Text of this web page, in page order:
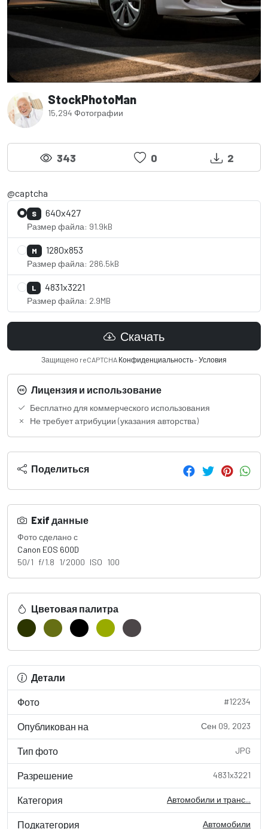
StockPhotoMan
15,294 Фотографии
343 0 2
@captcha
S 640x427
Размер файла: 91.9kB
M 1280x853
Размер файла: 286.5kB
L 4831x3221
Размер файла: 2.9MB
Скачать
Защищено reCAPTCHA Конфиденциальность-Условия
Лицензия и использование
Бесплатно для коммерческого использования
Не требует атрибуции (указания авторства)
Поделиться
Exif данные
Фото сделано с
Canon EOS 600D
50/1 f/1.8 1/2000 ISO 100
Цветовая палитра
Детали
Фото #12234
Опубликован на Сен 09, 2023
Тип фото JPG
Разрешение 4831x3221
Категория Автомобили и транс...
Подкатегория Автомобили